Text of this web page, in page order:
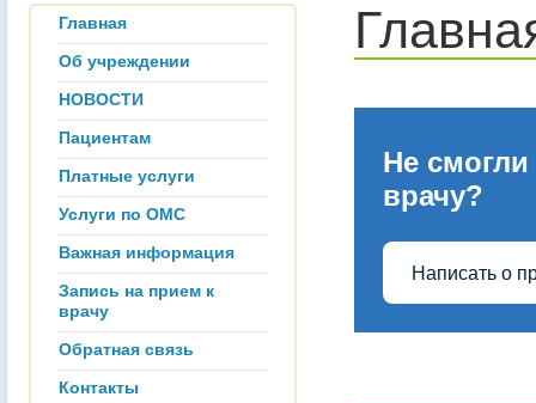
Главная
Об учреждении
НОВОСТИ
Пациентам
Платные услуги
Услуги по ОМС
Важная информация
Запись на прием к
врачу
Обратная связь
Контакты
Не смогли
врачу?
Написать о